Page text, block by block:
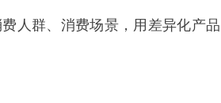
人群、消费场景，用差异化产品